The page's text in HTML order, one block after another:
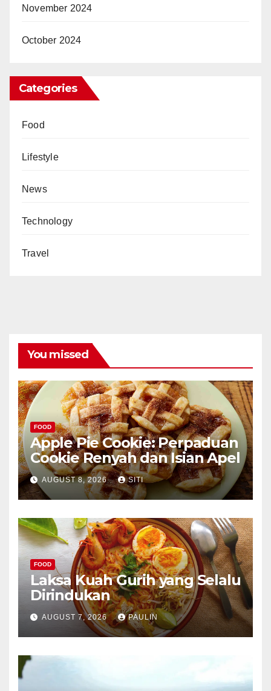
November 2024
October 2024
Categories
Food
Lifestyle
News
Technology
Travel
You missed
FOOD
Apple Pie Cookie: Perpaduan
Cookie Renyah dan Isian Apel
AUGUST 8, 2026 SITI
FOOD
Laksa Kuah Gurih yang Selalu
Dirindukan
AUGUST 7, 2026 PAULIN